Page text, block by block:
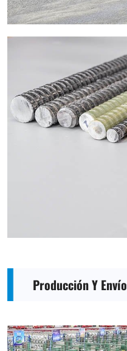
Producción Y Envío